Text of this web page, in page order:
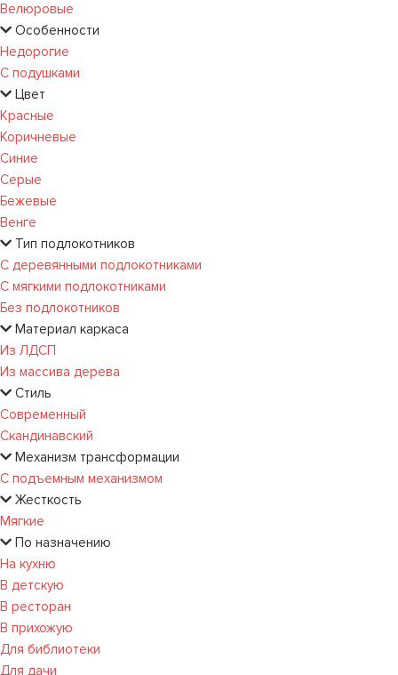
Велюровые
Особенности
Недорогие
С подушками
Цвет
Красные
Коричневые
Синие
Серые
Бежевые
Венге
Тип подлокотников
С деревянными подлокотниками
С мягкими подлокотниками
Без подлокотников
Материал каркаса
Из ЛДСП
Из массива дерева
Стиль
Современный
Скандинавский
Механизм трансформации
С подъемным механизмом
Жесткость
Мягкие
По назначению
На кухню
В детскую
В ресторан
В прихожую
Для библиотеки
Для дачи